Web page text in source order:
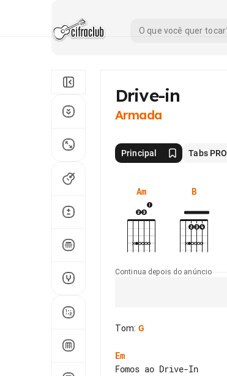
Drive-in
Armada
Principal Tabs PRO
Am B
Continua depois do anúncio
Tom: G
Em